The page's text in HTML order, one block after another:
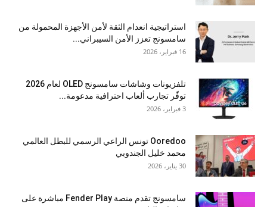
استراتيجية انعدام الثقة لأمن الأجهزة المحمولة من
سامسونج تعزز الأمن السيبراني...
16 فبراير، 2026
تلفزيونات وشاشات سامسونج OLED لعام 2026
توفّر تجارب ألعاب احترافية مدعومة...
3 فبراير، 2026
Ooredoo تونس الراعي الرسمي للبطل العالمي
محمد خليل الجندوبي
30 يناير، 2026
سامسونج تقدم منصة Fender Play مباشرة على